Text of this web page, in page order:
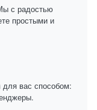
с радостью
простыми и
вас способом: